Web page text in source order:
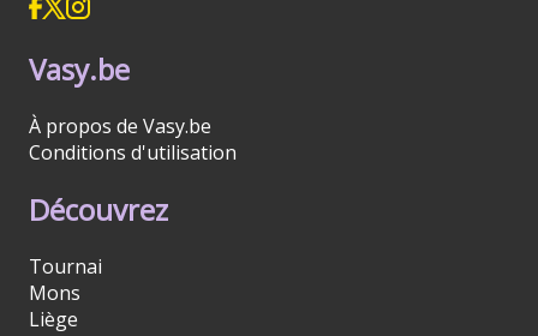
Vasy.be
À propos de Vasy.be
Conditions d'utilisation
Découvrez
Tournai
Mons
Liège